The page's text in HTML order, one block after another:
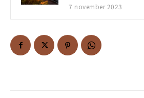
7 november 2023